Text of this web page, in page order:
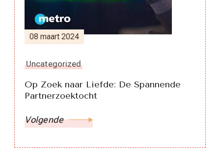
08 maart 2024
Uncategorized
Op Zoek naar Liefde: De Spannende
Partnerzoektocht
Volgende